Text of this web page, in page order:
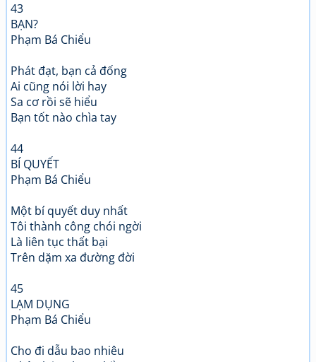
43
BẠN?
Phạm Bá Chiểu
Phát đạt, bạn cả đống
Ai cũng nói lời hay
Sa cơ rồi sẽ hiểu
Bạn tốt nào chìa tay
44
BÍ QUYẾT
Phạm Bá Chiểu
Một bí quyết duy nhất
Tôi thành công chói ngời
Là liên tục thất bại
Trên dặm xa đường đời
45
LẠM DỤNG
Phạm Bá Chiểu
Cho đi dẫu bao nhiêu